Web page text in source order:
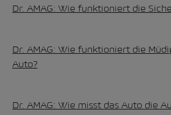
Dr. AMAG: Wie funktioniert die
Dr. AMAG: Wie funktioniert die
Auto?
Dr. AMAG: Wie misst das Auto die